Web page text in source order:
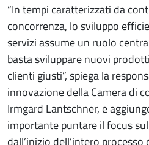
“In tempi caratterizzati da
concorrenza, lo sviluppo
servizi assume un ruolo
basta sviluppare nuovi
clienti giusti”, spiega la
innovazione della Camera di
Irmgard Lantschner, e
importante puntare il focus
dall’inizio dell’intero